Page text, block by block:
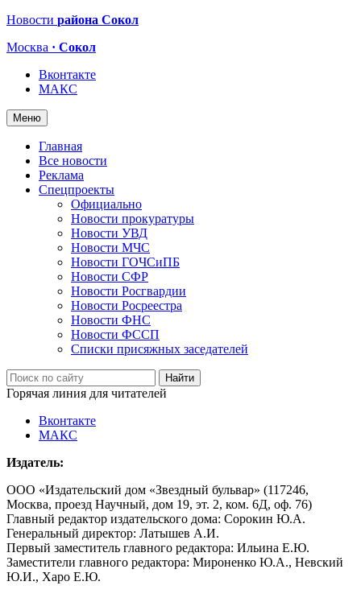
Новости района Сокол
Москва · Сокол
Вконтакте
МАКС
Меню
Главная
Все новости
Реклама
Спецпроекты
Официально
Новости прокуратуры
Новости УВД
Новости МЧС
Новости ГОЧСиПБ
Новости СФР
Новости Росгвардии
Новости Росреестра
Новости ФНС
Новости ФССП
Списки присяжных заседателей
Горячая линия для читателей
Вконтакте
МАКС
Издатель:
ООО «Издательский дом «Звездный бульвар» (117246,
Москва, проезд Научный, дом 19, эт. 2, ком. 6Д, оф. 76)
Главный редактор издательского дома: Сорокин Ю.А.
Генеральный директор: Латышев А.И.
Первый заместитель главного редактора: Ильина Е.Ю.
Заместители главного редактора: Мироненко Ю.А., Невский
Ю.И., Харо Е.Ю.